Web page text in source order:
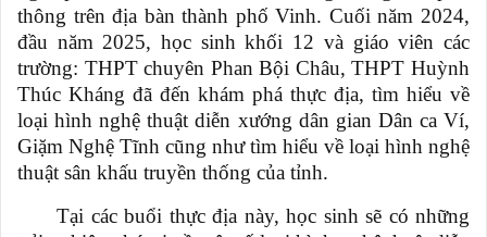
thông trên địa bàn thành phố Vinh. Cuối năm 2024,
đầu năm 2025, học sinh khối 12 và giáo viên các
trường: THPT chuyên Phan Bội Châu, THPT Huỳnh
Thúc Kháng đã đến khám phá thực địa, tìm hiểu về
loại hình nghệ thuật diễn xướng dân gian Dân ca Ví,
Giặm Nghệ Tĩnh cũng như tìm hiểu về loại hình nghệ
thuật sân khấu truyền thống của tỉnh.
Tại các buổi thực địa này, học sinh sẽ có những